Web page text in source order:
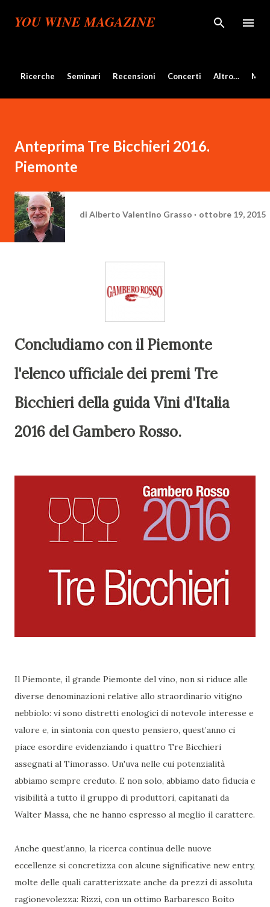
Passa ai contenuti principali
YOU WINE MAGAZINE
Ricerche Seminari Recensioni Concerti Altro…
Anteprima Tre Bicchieri 2016.
Piemonte
di Alberto Valentino Grasso ottobre 19, 2015
Concludiamo con il Piemonte
l'elenco ufficiale dei premi Tre
Bicchieri della guida Vini d'Italia
2016 del Gambero Rosso.
Il Piemonte, il grande Piemonte del vino, non si riduce alle
diverse denominazioni relative allo straordinario vitigno
nebbiolo: vi sono distretti enologici di notevole interesse e
valore e, in sintonia con questo pensiero, quest’anno ci
piace esordire evidenziando i quattro Tre Bicchieri
assegnati al Timorasso. Un'uva nelle cui potenzialità
abbiamo sempre creduto. E non solo, abbiamo dato fiducia e
visibilità a tutto il gruppo di produttori, capitanati da
Walter Massa, che ne hanno espresso al meglio il carattere.
Anche quest’anno, la ricerca continua delle nuove
eccellenze si concretizza con alcune significative new entry,
molte delle quali caratterizzate anche da prezzi di assoluta
ragionevolezza: Rizzi, con un ottimo Barbaresco Boito